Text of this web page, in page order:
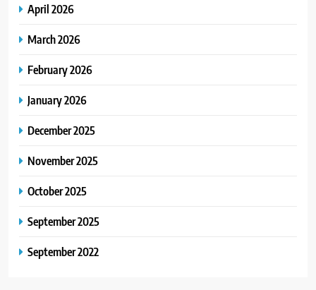
April 2026
March 2026
February 2026
January 2026
December 2025
November 2025
October 2025
September 2025
September 2022